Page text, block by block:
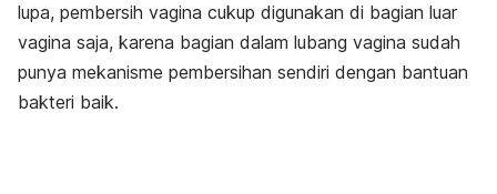
lupa, pembersih vagina cukup digunakan di bagian luar
vagina saja, karena bagian dalam lubang vagina sudah
punya mekanisme pembersihan sendiri dengan bantuan
bakteri baik.